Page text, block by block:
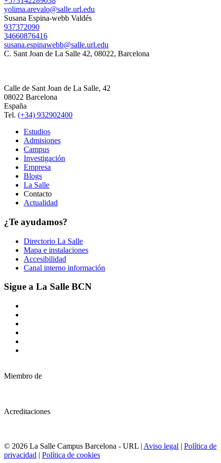
yolima.arevalo@salle.url.edu
Susana Espina-webb Valdés
937372090
34660876416
susana.espinawebb@salle.url.edu
C. Sant Joan de La Salle 42, 08022, Barcelona
Calle de Sant Joan de La Salle, 42
08022 Barcelona
España
Tel. (+34) 932902400
Estudios
Admisiones
Campus
Investigación
Empresa
Blogs
La Salle
Contacto
Actualidad
¿Te ayudamos?
Directorio La Salle
Mapa e instalaciones
Accesibilidad
Canal interno información
Sigue a La Salle BCN
Miembro de
Acreditaciones
© 2026 La Salle Campus Barcelona - URL | Aviso legal | Política de
privacidad | Política de cookies